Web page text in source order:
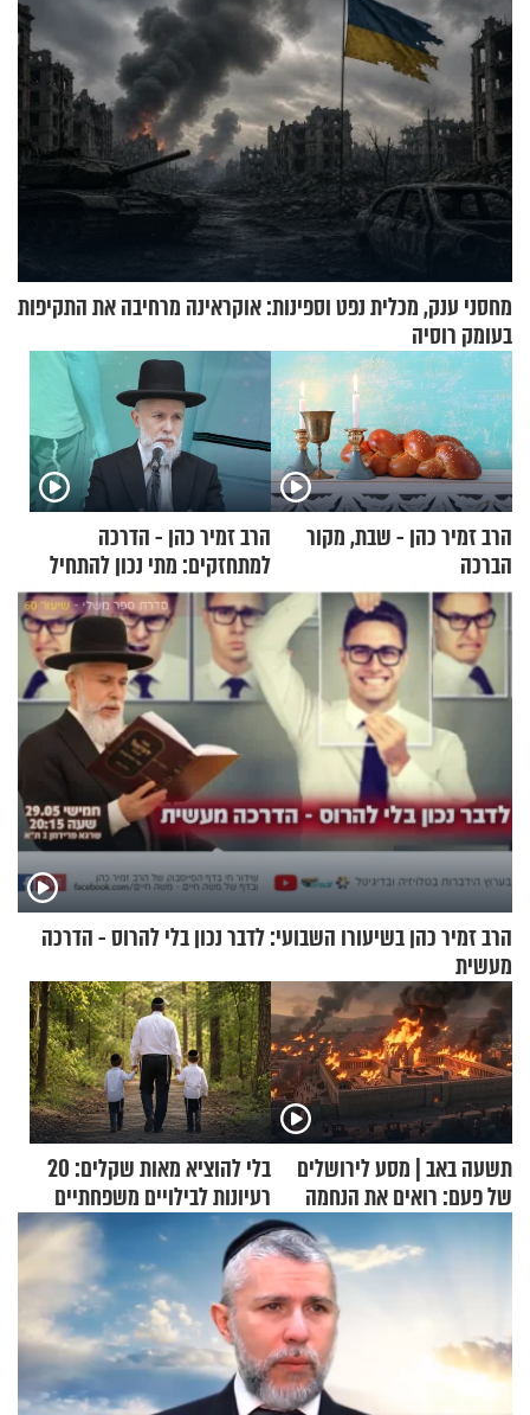
מחסני ענק, מכלית נפט וספינות: אוקראינה מרחיבה את התקיפות
בעומק רוסיה
הרב זמיר כהן - שבת, מקור
הברכה
הרב זמיר כהן - הדרכה
למתחזקים: מתי נכון להתחיל
עם לבישת הציצית?
הרב זמיר כהן בשיעורו השבועי: לדבר נכון בלי להרוס - הדרכה
מעשית
תשעה באב | מסע לירושלים
של פעם: רואים את הנחמה
בלי להוציא מאות שקלים: 20
רעיונות לבילויים משפחתיים
כמעט בחינם